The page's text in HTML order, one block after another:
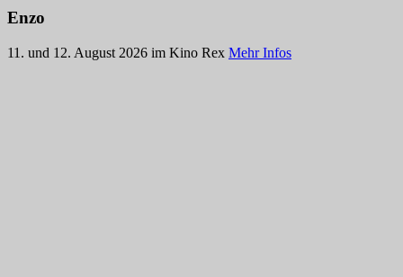
Enzo
11. und 12. August 2026 im Kino Rex Mehr Infos